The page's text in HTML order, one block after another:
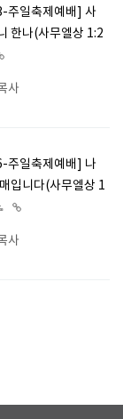
주일축제예배] 사
한나(사무엘상 1:2
사
주일축제예배] 나
입니다(사무엘상 1
사